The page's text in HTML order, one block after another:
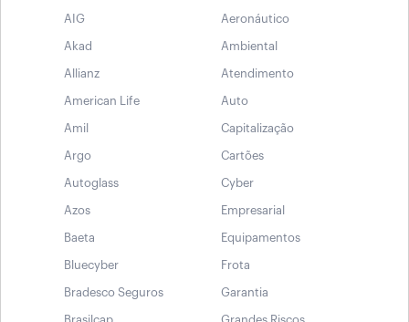
AIG
Akad
Allianz
American Life
Amil
Argo
Autoglass
Azos
Baeta
Bluecyber
Bradesco Seguros
Aeronáutico
Ambiental
Atendimento
Auto
Capitalização
Cartões
Cyber
Empresarial
Equipamentos
Frota
Garantia